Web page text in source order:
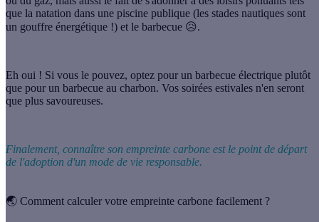
que la natation dans une piscine publique (les stades nautiques sont
un gouffre énergétique !) et le barbecue 😥.
Eh oui ! Si vous le pouvez, optez pour un barbecue électrique plutôt
que pour un barbecue au charbon. Vos soirées estivales n'en seront
que plus savoureuses.
Finalement, connaître son empreinte carbone est le point de départ
de l'adoption d'un mode de vie responsable.
🌏 Comment calculer votre empreinte carbone facilement ?